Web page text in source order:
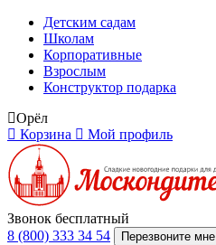
Детским садам
Школам
Корпоративные
Взрослым
Конструктор подарка
Орёл
Корзина
Мой профиль
Звонок бесплатный
8 (800) 333 34 54
Перезвоните мне